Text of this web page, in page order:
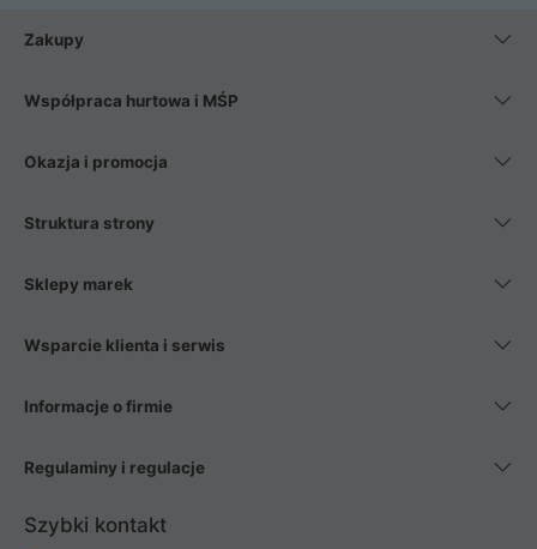
Zakupy
Współpraca hurtowa i MŚP
Okazja i promocja
Struktura strony
Sklepy marek
Wsparcie klienta i serwis
Informacje o firmie
Regulaminy i regulacje
Szybki kontakt